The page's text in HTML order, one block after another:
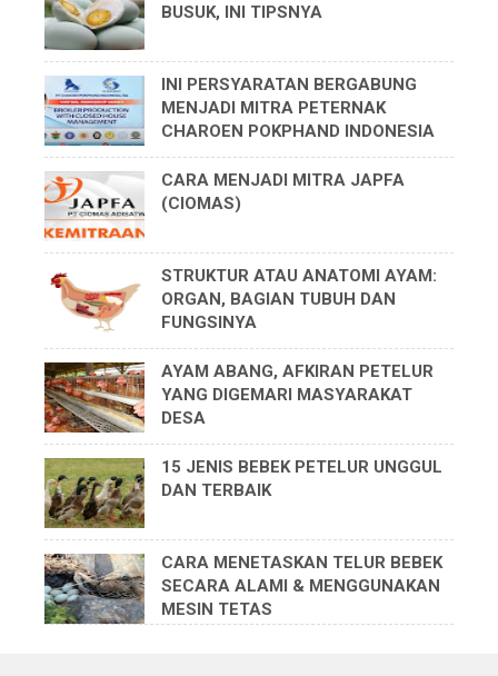
BUSUK, INI TIPSNYA
INI PERSYARATAN BERGABUNG
MENJADI MITRA PETERNAK
CHAROEN POKPHAND INDONESIA
CARA MENJADI MITRA JAPFA
(CIOMAS)
STRUKTUR ATAU ANATOMI AYAM:
ORGAN, BAGIAN TUBUH DAN
FUNGSINYA
AYAM ABANG, AFKIRAN PETELUR
YANG DIGEMARI MASYARAKAT
DESA
15 JENIS BEBEK PETELUR UNGGUL
DAN TERBAIK
CARA MENETASKAN TELUR BEBEK
SECARA ALAMI & MENGGUNAKAN
MESIN TETAS